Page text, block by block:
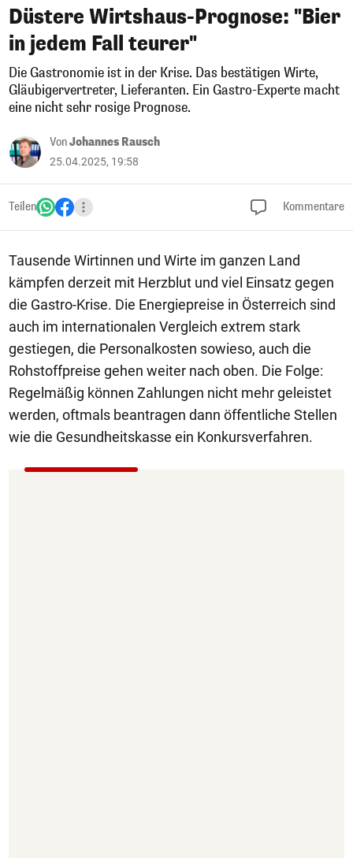
Düstere Wirtshaus-Prognose: "Bier
in jedem Fall teurer"
Die Gastronomie ist in der Krise. Das bestätigen Wirte,
Gläubigervertreter, Lieferanten. Ein Gastro-Experte macht
eine nicht sehr rosige Prognose.
VonJohannes Rausch
25.04.2025, 19:58
Teilen Kommentare
Tausende Wirtinnen und Wirte im ganzen Land
kämpfen derzeit mit Herzblut und viel Einsatz gegen
die Gastro-Krise. Die Energiepreise in Österreich sind
auch im internationalen Vergleich extrem stark
gestiegen, die Personalkosten sowieso, auch die
Rohstoffpreise gehen weiter nach oben. Die Folge:
Regelmäßig können Zahlungen nicht mehr geleistet
werden, oftmals beantragen dann öffentliche Stellen
wie die Gesundheitskasse ein Konkursverfahren.